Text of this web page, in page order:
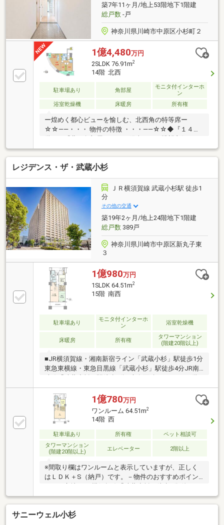
チン 【ゲストルーム】スカイスイー
築7年11ヶ月/地上53階地下1階建
総戸数-戸
神奈川県川崎市中原区小杉町２
1億4,480万円
2SLDK 76.91m2
14階 北西
駐車場あり 角部屋
モニタ付インターホ
ン
浴室乾燥機
床暖房 所有権
ー煌めく都心ビューを愉しむ、北西角の特等席ー
☆☆――・・・ 物件の特徴 ・・・――☆☆◆『１４
♪◇「武蔵小杉」５分と駅近♪資産性も高い好立地♪◆
大型商業施設が徒歩圏に集結♪暮らしやすい住環境♪◇
詳細はお気軽にお問い合わせください♪どこよりも
「スピーディー」かつ「的確」にサポートさせていた
だきます！☆☆――・・・ 弊社オリジナル無料サポー
ト ・・・――☆☆物件調査・周辺環境レポート・資金
計画・住宅ローン事前審査・中長期ライフシミュレー
ション・ご送迎等々周辺物件もまとめてご紹介致しま
す。まずはお気軽にお問合わせ下さい♪
レジデンス・ザ・武蔵小杉
ＪＲ横須賀線 武蔵小杉駅 徒歩1
分
その他の交通
築19年2ヶ月/地上24階地下1階建
総戸数389戸
神奈川県川崎市中原区新丸子東
３
1億980万円
1SLDK 64.51m2
15階 南西
駐車場あり
モニタ付インターホ
ン
浴室乾燥機
床暖房 所有権
タワーマンション
(階建20階以上)
■JR横須賀線・湘南新宿ライン「武蔵小杉」駅徒歩1分
東急東横線・東急目黒線「武蔵小杉」駅徒歩4分JR南
建て15階部分・南西向き住戸■居室としてもご使用い
ただける約6帖のサービスルーム■引き戸を開けてリビ
ングとの続き間としてもご使用いただけるくつろげる
1億780万円
ワンルーム 64.51m2
14階 西
駐車場あり 所有権
ペット相談可
タワーマンション
(階建20階以上)
エレベーター 2階以上
※間取り欄はワンルームと表示していますが、正しく
はＬＤＫ＋S（納戸）です。－物件のおすすめポイン
階部分にスーパー「デリド武蔵小杉店」有▼特徴・
LDKはゆとりある約19.3帖・サービススペースは収
納・窓付で多目的に活用可・LDKの物入や、WIC等の
サニーウェル小杉